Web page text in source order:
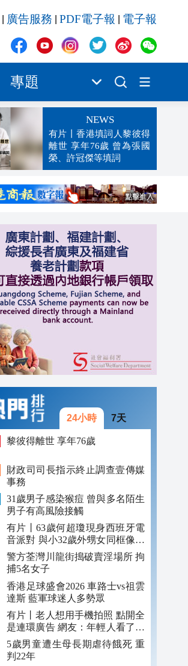
廣告服務 PDF電子報 電子報
專題
NEWS
有片丨香港填詞人黎彼得
離世 享年76歲 曾為張國
榮、許冠傑等填詞
24小時 7天
黎彼得離世 享年76歲
財政司司長指示終止調查壹傳媒
事務
31歲男子感染猴痘 曾與多名陌生
男子有高風險接觸
有片丨63歲何超瓊現身西班牙電
音派對 與小32歲外甥女同框像姐
妹
警方荃灣川龍街搗破賣淫場所 拘
捕5名女子
香港足球盛會2026 車路士vs祖雲
達斯 藍軍球迷人多勢眾
有片丨老人想用手機拍照 點開全
是連環廣告 網友：年輕人看了都
迷糊 何況老年人
5歲男童遭生母長期虐待餓死 重
判22年